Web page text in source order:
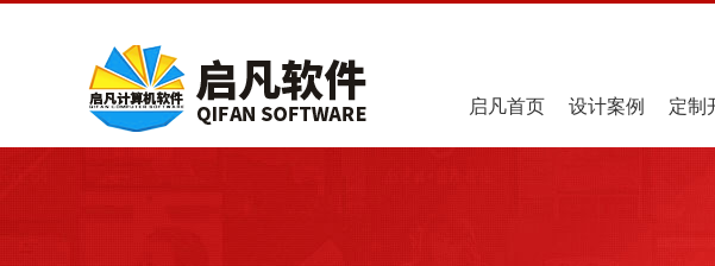
启凡首页 设计案例 定制